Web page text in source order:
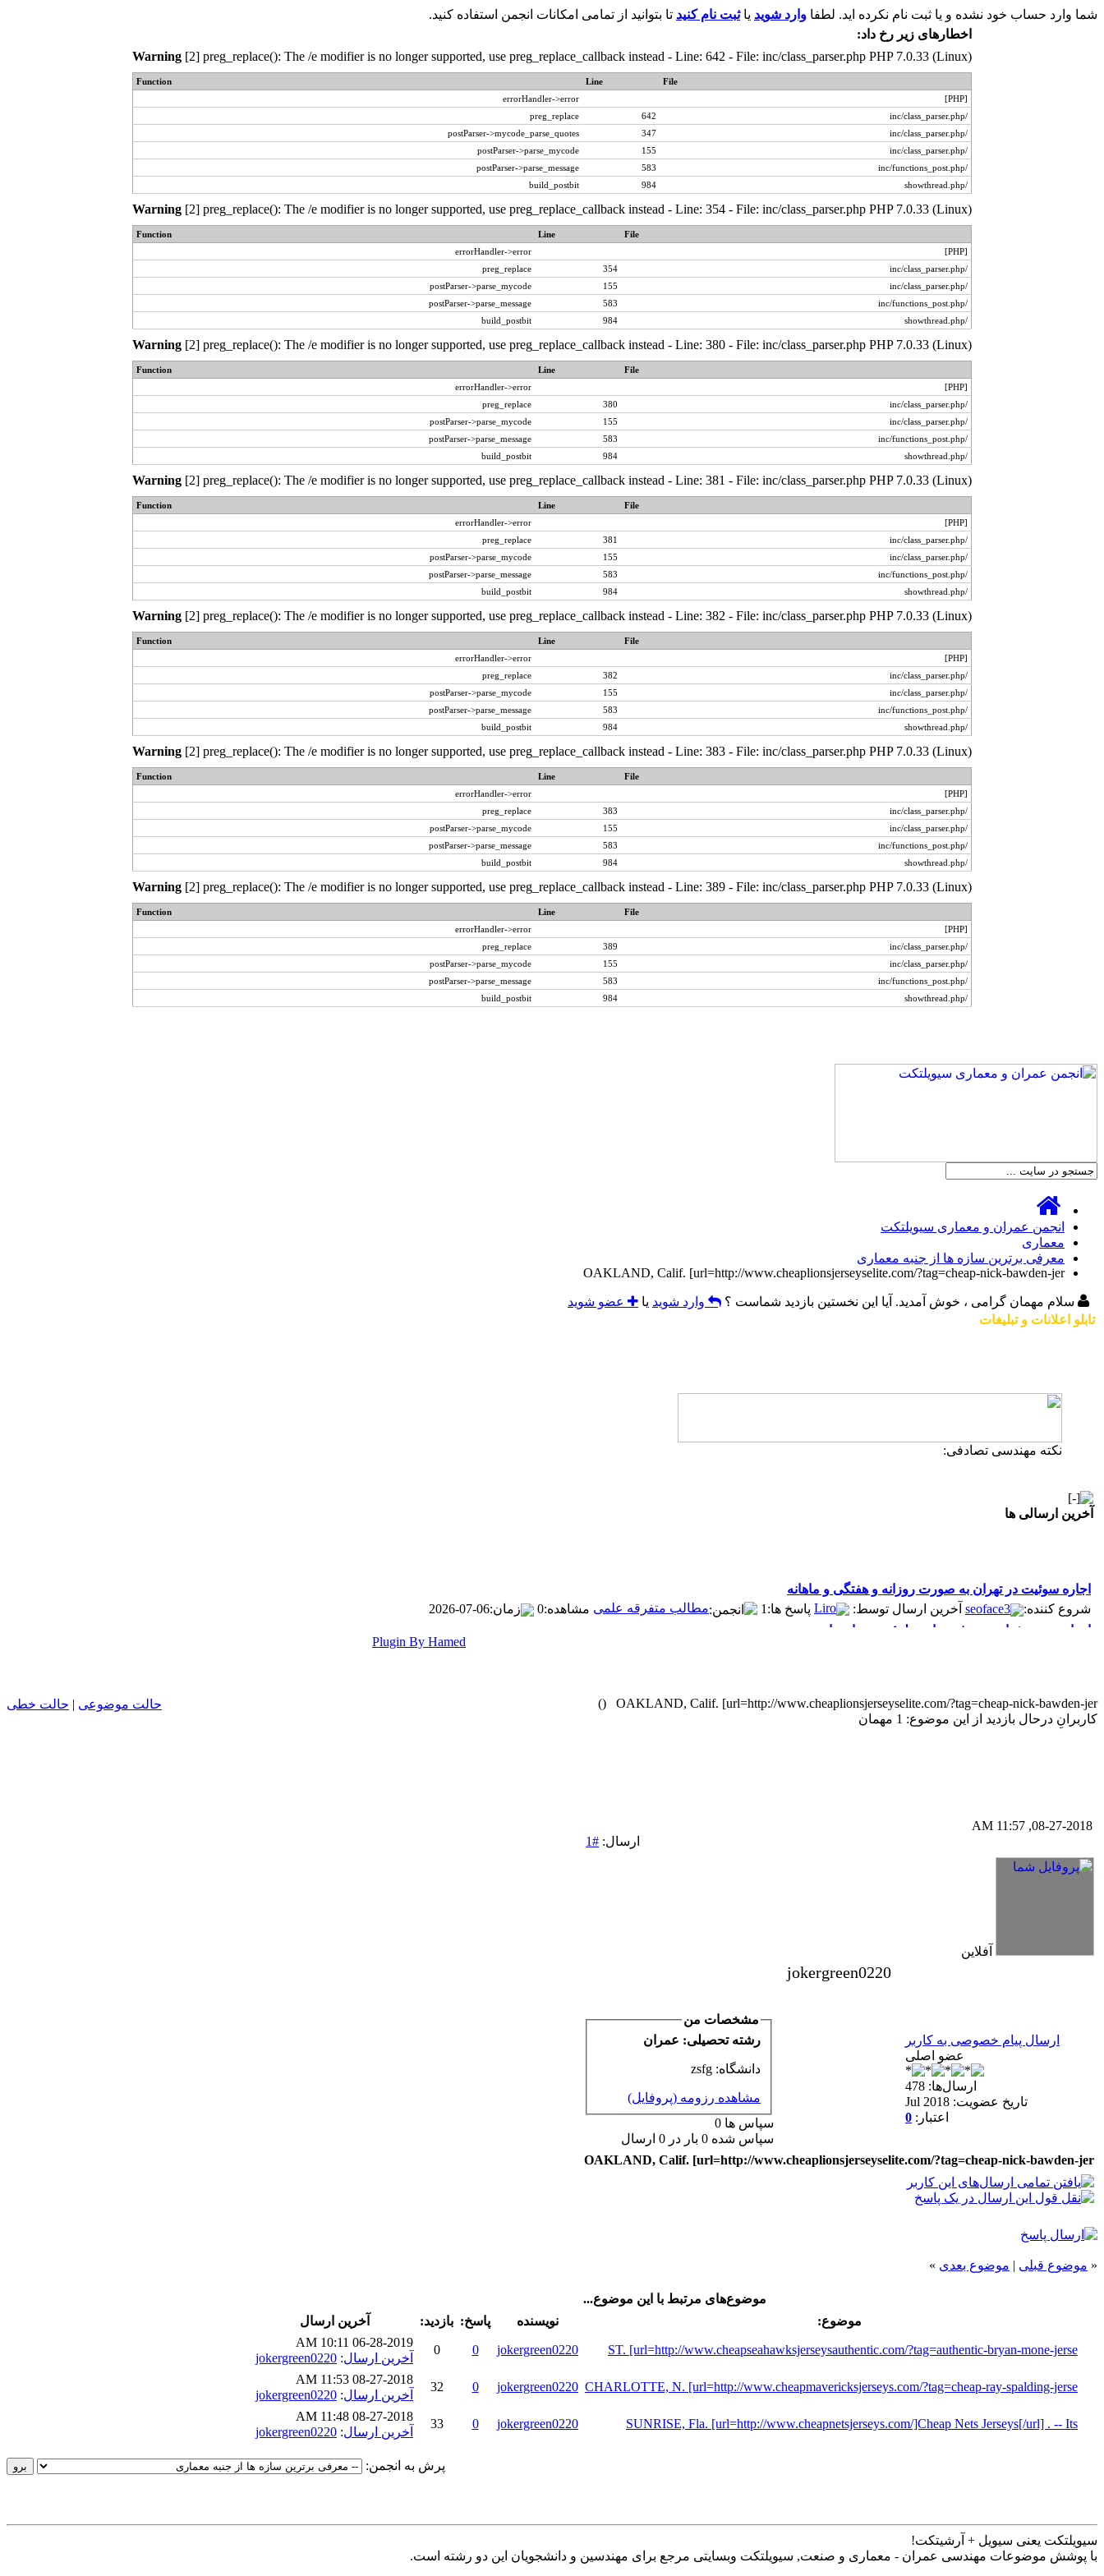
شما وارد حساب خود نشده و یا ثبت نام نکرده اید. لطفا وارد شوید یاثبت نام کنید تا بتوانید از تمامی امکانات انجمن استفاده کنید.
اخطار‌های زیر رخ داد:
Warning [2] preg_replace(): The /e modifier is no longer supported, use preg_replace_callback instead - Line: 642 - File: inc/class_parser.php PHP 7.0.33 (Linux)
File
Line
Function
[PHP]
errorHandler->error
/inc/class_parser.php
642
preg_replace
/inc/class_parser.php
347
postParser->mycode_parse_quotes
/inc/class_parser.php
155
postParser->parse_mycode
/inc/functions_post.php
583
postParser->parse_message
/showthread.php
984
build_postbit
Warning [2] preg_replace(): The /e modifier is no longer supported, use preg_replace_callback instead - Line: 354 - File: inc/class_parser.php PHP 7.0.33 (Linux)
File
Line
Function
[PHP]
errorHandler->error
/inc/class_parser.php
354
preg_replace
/inc/class_parser.php
155
postParser->parse_mycode
/inc/functions_post.php
583
postParser->parse_message
/showthread.php
984
build_postbit
Warning [2] preg_replace(): The /e modifier is no longer supported, use preg_replace_callback instead - Line: 380 - File: inc/class_parser.php PHP 7.0.33 (Linux)
File
Line
Function
[PHP]
errorHandler->error
/inc/class_parser.php
380
preg_replace
/inc/class_parser.php
155
postParser->parse_mycode
/inc/functions_post.php
583
postParser->parse_message
/showthread.php
984
build_postbit
Warning [2] preg_replace(): The /e modifier is no longer supported, use preg_replace_callback instead - Line: 381 - File: inc/class_parser.php PHP 7.0.33 (Linux)
File
Line
Function
[PHP]
errorHandler->error
/inc/class_parser.php
381
preg_replace
/inc/class_parser.php
155
postParser->parse_mycode
/inc/functions_post.php
583
postParser->parse_message
/showthread.php
984
build_postbit
Warning [2] preg_replace(): The /e modifier is no longer supported, use preg_replace_callback instead - Line: 382 - File: inc/class_parser.php PHP 7.0.33 (Linux)
File
Line
Function
[PHP]
errorHandler->error
/inc/class_parser.php
382
preg_replace
/inc/class_parser.php
155
postParser->parse_mycode
/inc/functions_post.php
583
postParser->parse_message
/showthread.php
984
build_postbit
Warning [2] preg_replace(): The /e modifier is no longer supported, use preg_replace_callback instead - Line: 383 - File: inc/class_parser.php PHP 7.0.33 (Linux)
File
Line
Function
[PHP]
errorHandler->error
/inc/class_parser.php
383
preg_replace
/inc/class_parser.php
155
postParser->parse_mycode
/inc/functions_post.php
583
postParser->parse_message
/showthread.php
984
build_postbit
Warning [2] preg_replace(): The /e modifier is no longer supported, use preg_replace_callback instead - Line: 389 - File: inc/class_parser.php PHP 7.0.33 (Linux)
File
Line
Function
[PHP]
errorHandler->error
/inc/class_parser.php
389
preg_replace
/inc/class_parser.php
155
postParser->parse_mycode
/inc/functions_post.php
583
postParser->parse_message
/showthread.php
984
build_postbit
انجمن عمران و معماری سیویلتکت
معماری
معرفی برترین سازه ها از جنبه معماری
OAKLAND, Calif. [url=http://www.cheaplionsjerseyselite.com/?tag=cheap-nick-bawden-jer
سلام مهمان گرامی ، خوش آمدید. آیا این نخستین بازدید شماست ؟ وارد شوید یا
عضو شوید
تابلو اعلانات و تبلیغات
نکته مهندسی تصادفی:
آخرین ارسالی ها
اجاره سوئیت در تهران به صورت روزانه و هفتگی و ماهانه
شروع کننده:
seoface3 آخرین ارسال توسط: Liro پاسخ ها:1 مطالب متفرقه علمی مشاهده:0
زمان:06-07-2026
امداد خودرو شبانه‌روزی؛ همراه مطمئن در جاده‌ها
اخذ انواع ویزای امریکا
شروع کننده:
yasaminch آخرین ارسال توسط:
Search Beautiful Girls in your city for night - Live Women
دعوت به همکاری مشاهده:0
Sexy Girls from your city for night - Verified Women
Womans from your town for night - Verified Damsels
آخرین ارسال توسط: elmi.alireza70
Plugin By Hamed
حالت موضوعی | حالت خطی
OAKLAND, Calif. [url=http://www.cheaplionsjerseyselite.com/?tag=cheap-nick-bawden-jer ()
کاربرانِ درحال بازدید از این موضوع: 1 مهمان
08-27-2018, 11:57 AM
ارسال: #1
آفلاین
jokergreen0220
ارسال پیام خصوصی به کاربر
عضو اصلی
ارسال‌ها: 478
تاریخ عضویت: Jul 2018
اعتبار: 0
مشخصات من
رشته تحصیلی: عمران
دانشگاه: zsfg
مشاهده رزومه (پروفایل)
سپاس ها 0
سپاس شده 0 بار در 0 ارسال
OAKLAND, Calif. [url=http://www.cheaplionsjerseyselite.com/?tag=cheap-nick-bawden-jer
« موضوع قبلی | موضوع بعدی »
موضوع‌های مرتبط با این موضوع...
موضوع:
نویسنده پاسخ: بازدید: آخرین ارسال
ST. [url=http://www.cheapseahawksjerseysauthentic.com/?tag=authentic-bryan-mone-jerse
jokergreen0220
0
0
06-28-2019 10:11 AM
آخرین ارسال:
jokergreen0220
CHARLOTTE, N. [url=http://www.cheapmavericksjerseys.com/?tag=cheap-ray-spalding-jerse
jokergreen0220
0
32
08-27-2018 11:53 AM
آخرین ارسال:
jokergreen0220
SUNRISE, Fla. [url=http://www.cheapnetsjerseys.com/]Cheap Nets Jerseys[/url] . -- Its
jokergreen0220
0
33
08-27-2018 11:48 AM
آخرین ارسال:
jokergreen0220
پرش به انجمن:
سیویلتکت یعنی سیویل + آرشیتکت!
با پوشش موضوعات مهندسی عمران - معماری و صنعت, سیویلتکت وبسایتی مرجع برای مهندسین و دانشجویان این دو رشته است.